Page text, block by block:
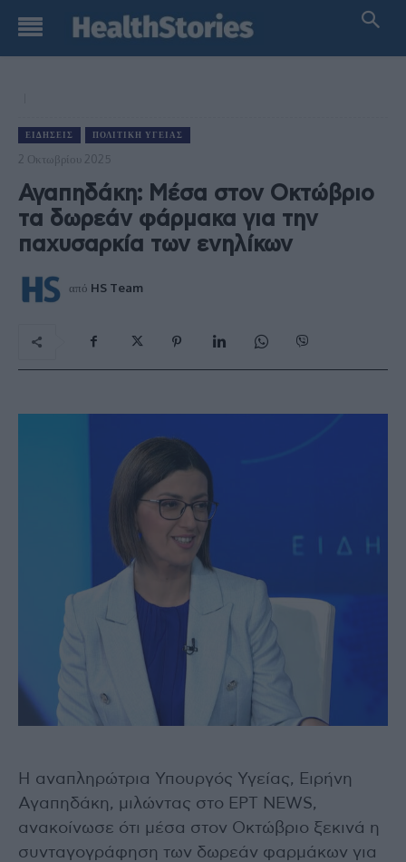
ΕΙΔΉΣΕΙΣ ΠΟΛΙΤΙΚΉ ΥΓΕΊΑΣ
2 Οκτωβρίου 2025
Αγαπηδάκη: Μέσα στον Οκτώβριο
τα δωρεάν φάρμακα για την
παχυσαρκία των ενηλίκων
από HS Team
Η αναπληρώτρια Υπουργός Υγείας, Ειρήνη
Αγαπηδάκη, μιλώντας στο ΕΡΤ NEWS,
ανακοίνωσε ότι μέσα στον Οκτώβριο ξεκινά η
συνταγογράφηση των δωρεάν φαρμάκων για